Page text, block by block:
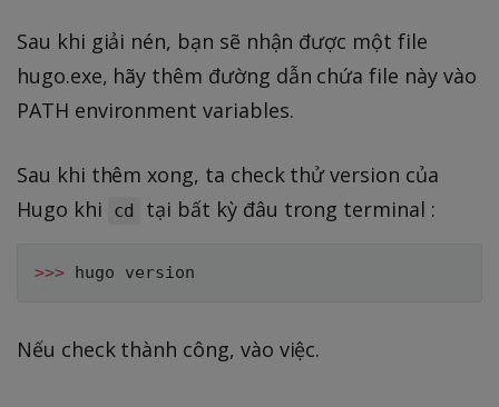
Sau khi giải nén, bạn sẽ nhận được một file
hugo.exe, hãy thêm đường dẫn chứa file này vào
PATH environment variables.
Sau khi thêm xong, ta check thử version của
Hugo khi
cd tại bất kỳ đâu trong terminal :
>>>
Nếu check thành công, vào việc.